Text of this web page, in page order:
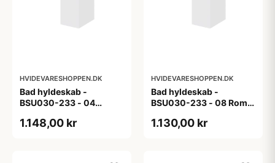
HVIDEVARESHOPPEN.DK
Bad hyldeskab -
BSU030-233 - 04
1.148,00 kr
HVIDEVARESHOPPEN.DK
Bad hyldeskab -
BSU030-233 - 08 Roma
1.130,00 kr